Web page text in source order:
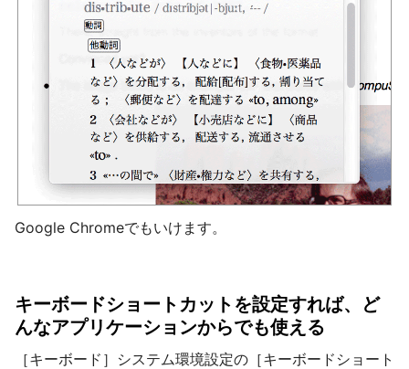
Google Chromeでもいけます。
キーボードショートカットを設定すれば、ど
んなアプリケーションからでも使える
［キーボード］システム環境設定の［キーボードショート